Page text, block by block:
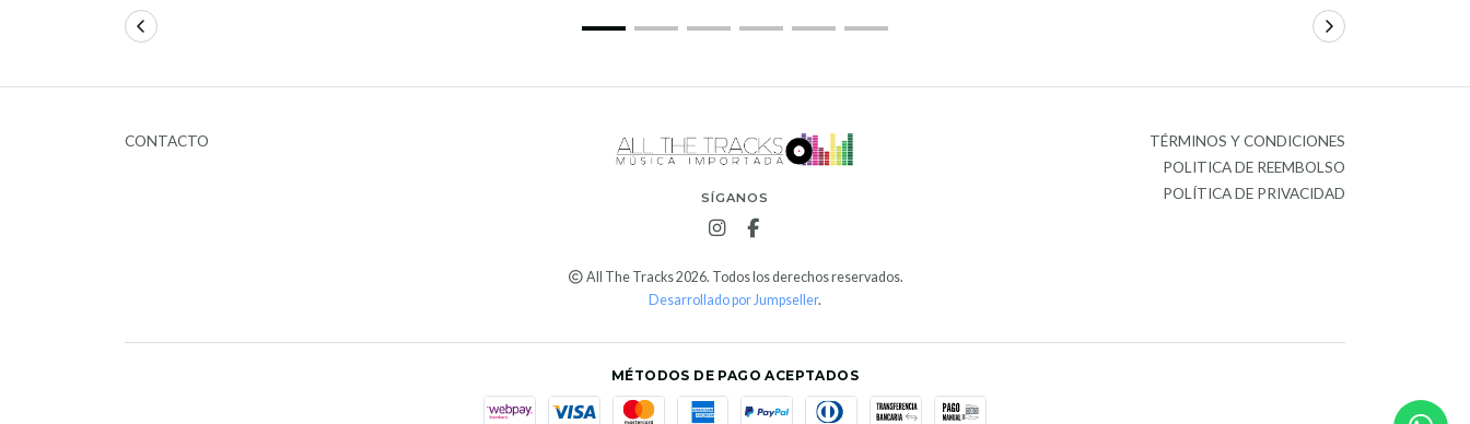
SÍGANOS
All The Tracks 2026. Todos los derechos reservados.
Desarrollado por Jumpseller.
CONTACTO
TÉRMINOS Y CONDICIONES
POLITICA DE REEMBOLSO
POLÍTICA DE PRIVACIDAD
MÉTODOS DE PAGO ACEPTADOS